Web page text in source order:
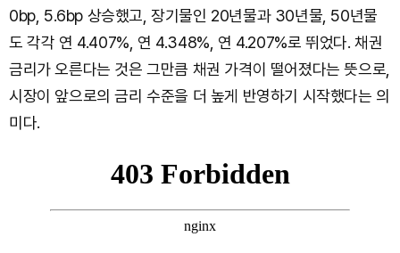
0bp, 5.6bp 상승했고, 장기물인 20년물과 30년물, 50년물
도 각각 연 4.407%, 연 4.348%, 연 4.207%로 뛰었다. 채권
금리가 오른다는 것은 그만큼 채권 가격이 떨어졌다는 뜻으로,
시장이 앞으로의 금리 수준을 더 높게 반영하기 시작했다는 의
미다.